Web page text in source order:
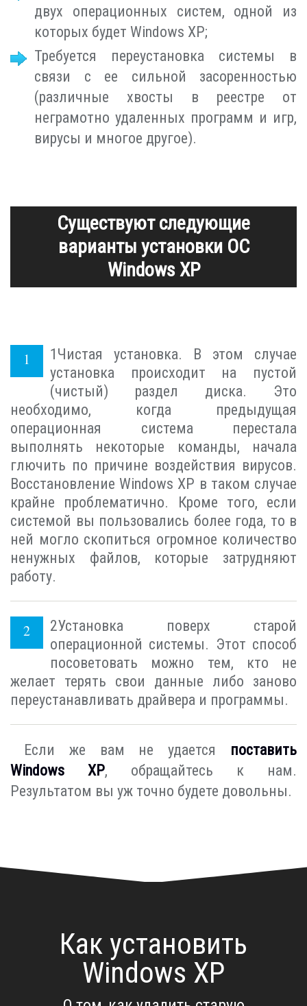
двух операционных систем, одной из
которых будет Windows XP;
Требуется переустановка системы в
связи с ее сильной засоренностью
(различные хвосты в реестре от
неграмотно удаленных программ и игр,
вирусы и многое другое).
Существуют следующие
варианты установки ОС
Windows XP
1 Чистая установка. В этом случае
установка происходит на пустой
(чистый) раздел диска. Это
необходимо, когда предыдущая
операционная система перестала
выполнять некоторые команды, начала
глючить по причине воздействия вирусов.
Восстановление Windows XP в таком случае
крайне проблематично. Кроме того, если
системой вы пользовались более года, то в
ней могло скопиться огромное количество
ненужных файлов, которые затрудняют
работу.
2Установка поверх старой
операционной системы. Этот способ
посоветовать можно тем, кто не
желает терять свои данные либо заново
переустанавливать драйвера и программы.
Если же вам не удается поставить
Windows XP, обращайтесь к нам.
Результатом вы уж точно будете довольны.
Как установить
Windows XP